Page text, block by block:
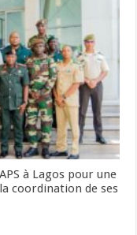
à Lagos pour une
coordination de ses